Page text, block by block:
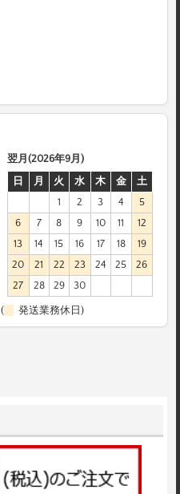
翌月(2026年9月)
日
月 火 水 木 金
土
1
2 3 4
5
6
7 8 9 10 11
12
13
14 15 16 17 18
19
20
21 22 23 24 25
26
27
28 29 30
( 発送業務休日)